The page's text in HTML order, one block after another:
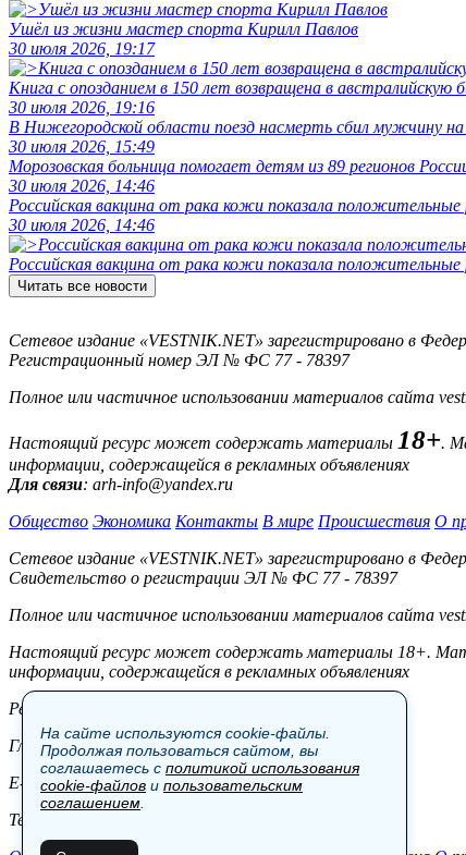
Ушёл из жизни мастер спорта Кирилл Павлов
30 июля 2026, 19:17
Книга с опозданием в 150 лет возвращена в австралийскую
30 июля 2026, 19:16
В Нижегородской области поезд насмерть сбил мужчину на
30 июля 2026, 15:49
Морозовская больница помогает детям из 89 регионов
30 июля 2026, 14:46
Российская вакцина от рака кожи показала
30 июля 2026, 14:46
Российская вакцина от рака кожи показала
Читать все новости
Сетевое издание «VESTNIK.NET» зарегистрировано в
Регистрационный номер ЭЛ № ФС 77 - 78397
Полное или частичное использовании материалов сайта
Настоящий ресурс может содержать материалы 18+.
информации, содержащейся в рекламных объявлениях
Для связи: arh-info@yandex.ru
Общество Экономика Контакты В мире Происшествия О
Сетевое издание «VESTNIK.NET» зарегистрировано в
Свидетельство о регистрации ЭЛ № ФС 77 - 78397
Полное или частичное использовании материалов сайта
Настоящий ресурс может содержать материалы 18+.
информации, содержащейся в рекламных объявлениях
Редакция:
Главный редактор: Боровов М.С.
E-mail: site@vestnik.net, reb.msk@yandex.ru
Тел.: +7 (921) 720-00-97
На сайте используются cookie-файлы.
Продолжая пользоваться сайтом, вы
соглашаетесь с политикой использования
cookie-файлов и пользовательским
соглашением